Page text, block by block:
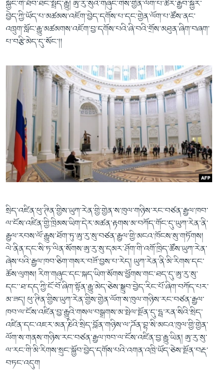
སྐྱོང་གི་ཐོབ་ཐང་སྤྲོད་རྒྱུ། ཨུ་རུ་སུའི་གཞུང་གིས་གྱེན་ལོག་པ་ཚོར་རྒྱབ་སྐྱོར་
བྱེད་ཀྱི་ཡོད་པ་མཚམས་འཇོག་བྱེད་དགོས་པ་དང་གྱེན་ལོག་པ་ཚོས་ནང་
འཁྲུག་སློང་རྒྱུ་མཚམགས་འཇོག་བྱ་དགོས་པའི་ཞི་བའི་གྲོས་མཐུན་ཞིག་བཞག་
པ་བརྩི་མེད་དུ་སོང་།།
སྲིད་འཛིན་ཕུ་ཊིན་གྱིས་ཡུཀ་རེན་གྱི་གྱེན་ས་ཁུལ་གཉིས་རང་བཙན་རྒྱལ་ཁབ་
ལ་ངོས་འཛིན་གྱི་ཁྲིམས་ཡིག་དེར་མཚན་རྟགས་མ་བཀོད་གོང་དུ་ཡུཀ་རེན་ནི་
རྒྱལ་རབས་ལོ་རྒྱུས་ཐོག་ཏུ་ཨུ་རུ་སུ་བཙན་རྒྱལ་གྱི་མངའ་ཁོངས་སུ་གཏོགས།
ལེ་ནིན་དང་སི་ཏ་ལིན་སོགས་ཨུ་རུ་སུ་དམར་ཤོག་གི་འགོ་ཁྲིད་ཚོས་ཡུཀ་རེན་
ཞེས་པའི་རྒྱལ་ཁབ་ཅིག་གསར་བཟོ་བྱས་པ་རེད། ཡུཀ་རེན་ནི་མི་རིགས་དང་
ཆོས་ལུགས། རིག་གཞུང་དང་སྐད་ཡིག་སོགས་ཕྱོགས་གང་ཐད་དུ་ཨུ་རུ་སུ་
དང་་ཐ་དད་ཀྱི་ངོ་བོ་ཞིག་སྟོན་རྒྱུ་མེད་ཅེས་སྒྲུབ་བྱེད་རིང་པོ་ཞིག་བཀོད་པར་
མ་ཟད། ཕུ་ཊིན་གྱིས་ཡུཀ་རེན་གྱིས་གྱེན་ལོག་ས་ཁུལ་གཉིས་རང་བཙན་རྒྱལ་
ཁབ་ལ་ངོས་འཛིན་བྱ་རྒྱུའི་གསལ་བསྒྲགས་མ་སྤེལ་སྔོན་དུ་ཧྥ་རན་སིའི་སྲིད་
འཛིན་དང་འཇར་མན་ཎིའི་སྲིད་བློན་གཉིས་ལ་ཌོན་བྷ་སི་མངའ་ཁུལ་གྱི་གྱེན་
ལོག་ས་གནས་གཉིས་རང་བཙན་རྒྱལ་ཁབ་ལ་ངོས་འཛིན་བྱ་རྒྱུ་ཡིན། ཨུ་རུ་སུ་
ལ་རང་གི་མི་རིགས་སྲུང་སྐྱོབ་བྱེད་དགོས་པའི་འགན་འཁྲི་ཡོད་ཅེས་སྔོན་བརྡ་
བཏང་འདུག